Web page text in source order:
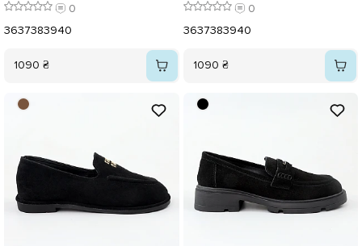
0
3637383940
1090 ₴
0
3637383940
1090 ₴